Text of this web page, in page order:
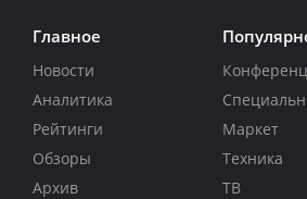
Главное
Новости
Аналитика
Рейтинги
Обзоры
Архив
Маркет
Техника
ТВ